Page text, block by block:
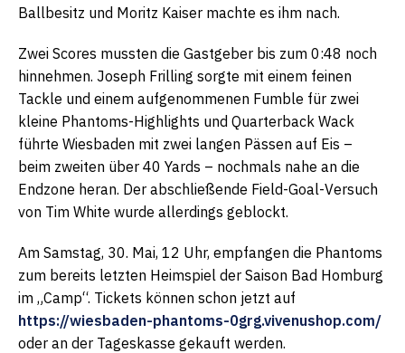
Ballbesitz und Moritz Kaiser machte es ihm nach.
Zwei Scores mussten die Gastgeber bis zum 0:48 noch
hinnehmen. Joseph Frilling sorgte mit einem feinen
Tackle und einem aufgenommenen Fumble für zwei
kleine Phantoms-Highlights und Quarterback Wack
führte Wiesbaden mit zwei langen Pässen auf Eis –
beim zweiten über 40 Yards – nochmals nahe an die
Endzone heran. Der abschließende Field-Goal-Versuch
von Tim White wurde allerdings geblockt.
Am Samstag, 30. Mai, 12 Uhr, empfangen die Phantoms
zum bereits letzten Heimspiel der Saison Bad Homburg
im „Camp“. Tickets können schon jetzt auf
https://wiesbaden-phantoms-0grg.vivenushop.com/
oder an der Tageskasse gekauft werden.